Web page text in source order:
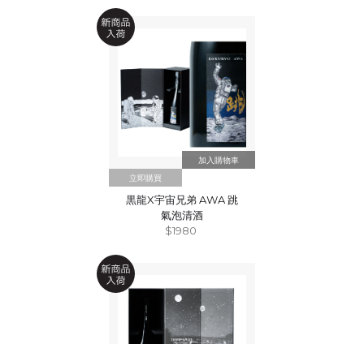
立即購買
黒龍X宇宙兄弟 AWA 跳
氣泡清酒
$1980